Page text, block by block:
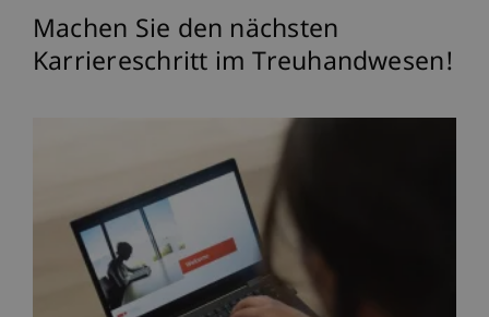
Machen Sie den nächsten
Karriereschritt im Treuhandwesen!